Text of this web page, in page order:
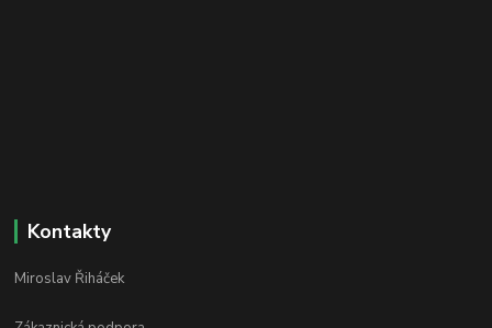
Kontakty
Miroslav Řiháček